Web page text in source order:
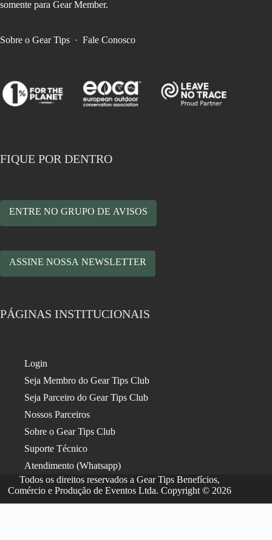
somente para Gear Member.
Sobre o Gear Tips · Fale Conosco
FIQUE POR DENTRO
ENTRE NO GRUPO DE AVISOS
ASSINE NOSSA NEWSLETTER
PÁGINAS INSTITUCIONAIS
Login
Seja Membro do Gear Tips Club
Seja Parceiro do Gear Tips Club
Nossos Parceiros
Sobre o Gear Tips Club
Suporte Técnico
Atendimento (Whatsapp)
Todos os direitos reservados a Gear Tips Benefícios,
Comércio e Produção de Eventos Ltda. Copyright © 2026